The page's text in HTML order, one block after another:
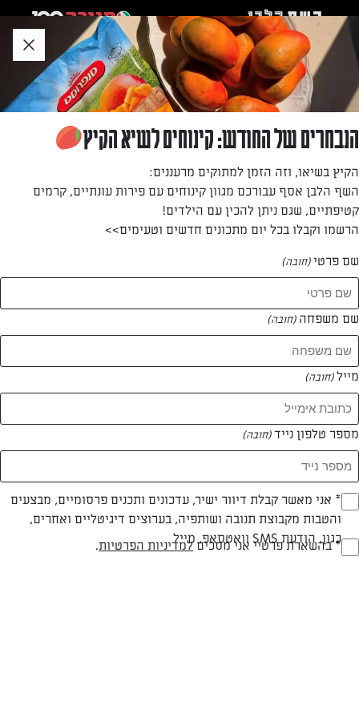
לאזור
תוכן
תחתון
חזרה לעמוד הבית
נטלי גרופי
—
המתכונים של
0 מתכונים
המאמרים של נטלי גרופי
הנבחרים של החודש: קינוחים לשיא הקיץ
הקיץ בשיאו, וזה הזמן למתוקים מרעננים:
השף הלבן אסף עבורכם מגוון קינוחים עם פירות עונתיים, קרמים
קטיפתיים, שגם ניתן להכין עם הילדים!
הרשמו וקבלו בכל יום מתכונים חדשים וטעימים>>
שם פרטי(חובה)
שם משפחה (חובה)
מייל(חובה)
מספר טלפון נייד(חובה)
Opt_In
(חובה)
* אני מאשר קבלת דיוור ישיר, עדכונים ותכנים פרסומיים, מבצעים
והטבות מקבוצת תנובה ושותפיה, בערוצים דיגיטליים ואחרים,
כגון, הודעת SMS וואטסאפ, מייל
RegulationsApproved
* בהשארת פרטיי אני מסכיםלמדיניות הפרטיות.